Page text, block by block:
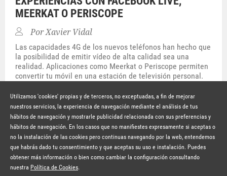
MEERKAT O PERISCOPE
PorXavier Vidal
Las capacidades 4G de los nuevos teléfonos han hecho que
la posibilidad de emitir vídeo de alta calidad sea una
realidad. Aplicaciones como Meerkat o Periscope permiten
convertir tu móvil en una estación de televisión personal.
muy potente que permite emitir en streaming para que[…]
SEGUIR LEYENDO Hace 10 años
Suscríbete a la newsletter
© Copyright Lavinia 2026 –www.lavinia.tc
Nota Legal
Contacto Política de privacidad
Condiciones de uso
Utilizamos 'cookies' propias y de terceros, no exceptuadas, a fin de mejorar
nuestros servicios, la experiencia de navegación mediante el análisis de tus
hábitos de navegación y mostrarle publicidad relacionada con sus preferencias y
hábitos de navegación. En los casos que no manifiestes expresamente si aceptas o
no la instalación de las cookies pero continuas navegando por la web, entendemos
que habrás dado tu consentimiento y que aceptas su uso e instalación. Puedes
obtener más información o bien como cambiar la configuración consultando
nuestra Política de Cookies.